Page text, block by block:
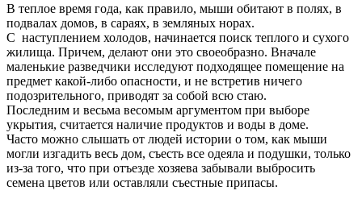
В теплое время года, как правило, мыши обитают в полях, в
подвалах домов, в сараях, в земляных норах.
С наступлением холодов, начинается поиск теплого и сухого
жилища. Причем, делают они это своеобразно. Вначале
маленькие разведчики исследуют подходящее помещение на
предмет какой-либо опасности, и не встретив ничего
подозрительного, приводят за собой всю стаю.
Последним и весьма весомым аргументом при выборе
укрытия, считается наличие продуктов и воды в доме.
Часто можно слышать от людей истории о том, как мыши
могли изгадить весь дом, съесть все одеяла и подушки, только
из-за того, что при отъезде хозяева забывали выбросить
семена цветов или оставляли съестные припасы.